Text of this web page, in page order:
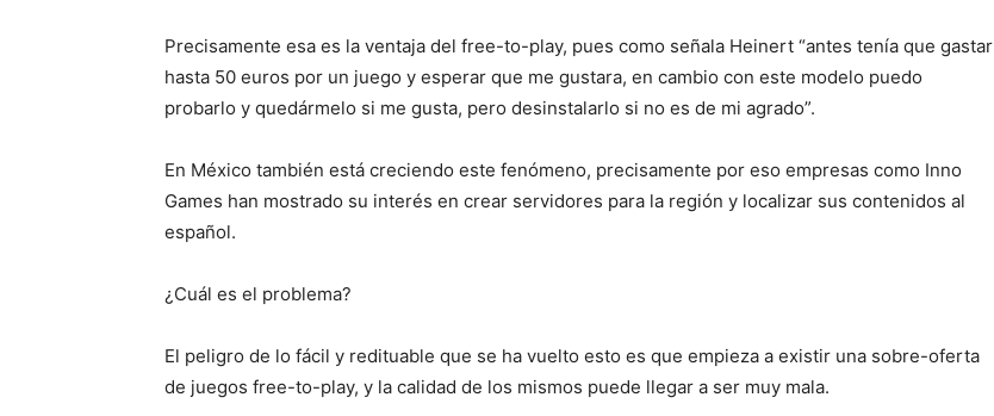
Precisamente esa es la ventaja del free-to-play, pues como señala Heinert “antes tenía que gastar
hasta 50 euros por un juego y esperar que me gustara, en cambio con este modelo puedo
probarlo y quedármelo si me gusta, pero desinstalarlo si no es de mi agrado”.
En México también está creciendo este fenómeno, precisamente por eso empresas como Inno
Games han mostrado su interés en crear servidores para la región y localizar sus contenidos al
español.
¿Cuál es el problema?
El peligro de lo fácil y redituable que se ha vuelto esto es que empieza a existir una sobre-oferta
de juegos free-to-play, y la calidad de los mismos puede llegar a ser muy mala.